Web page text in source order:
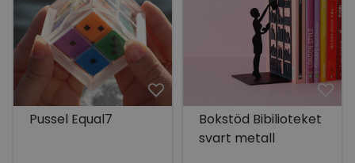
Pussel Equal7
Bokstöd Bibilioteket
svart metall